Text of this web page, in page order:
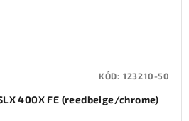
400X FE (reedbeige/chrome)
KÓD: 123210-50